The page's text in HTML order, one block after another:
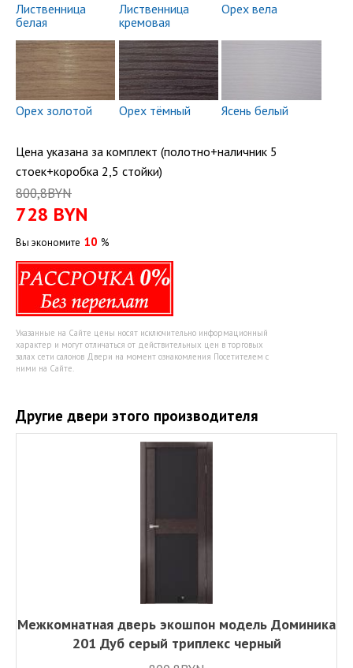
Лиственница
белая
Лиственница
кремовая
Орех вела
Орех золотой Орех тёмный Ясень белый
Цена указана за комплект (полотно+наличник 5
стоек+коробка 2,5 стойки)
800,8BYN
728 BYN
Вы экономите 10 %
Указанные на Сайте цены носят исключительно информационный
характер и могут отличаться от действительных цен в торговых
залах сети салонов Двери на момент ознакомления Посетителем с
ними на Сайте.
Другие двери этого производителя
Межкомнатная дверь экошпон модель Доминика
201 Дуб серый триплекс черный